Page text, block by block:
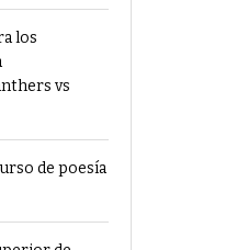
los
vs
de poesía